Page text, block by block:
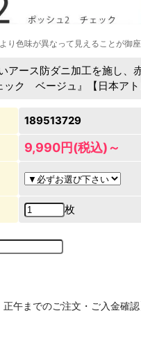
り色味が異なって見えることが御
アース防ダニ加工を施し、
ク ベージュ』【日本アト
189513729
9,990円(税込)～
枚
正午までのご注文・ご入金確